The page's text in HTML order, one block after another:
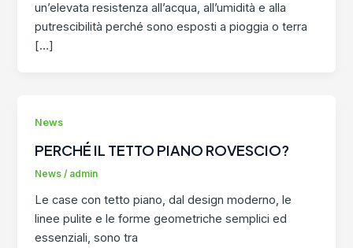
un’elevata resistenza all’acqua, all’umidità e alla
putrescibilità perché sono esposti a pioggia o terra
[…]
News
PERCHÉ IL TETTO PIANO ROVESCIO?
News / admin
Le case con tetto piano, dal design moderno, le
linee pulite e le forme geometriche semplici ed
essenziali, sono tra